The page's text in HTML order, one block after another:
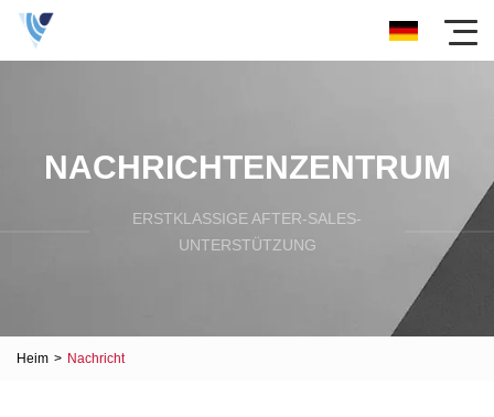
NACHRICHTENZENTRUM
ERSTKLASSIGE AFTER-SALES-
UNTERSTÜTZUNG
Heim > Nachricht